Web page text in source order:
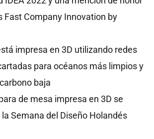
Fast Company Innovation by
impresa en 3D utilizando redes
para océanos más limpios y
baja
de mesa impresa en 3D se
Semana del Diseño Holandés